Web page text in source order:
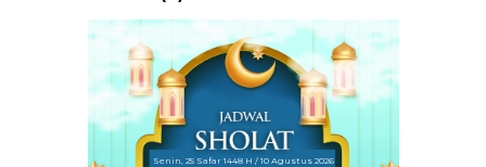
Senin, 25 Safar 1448 H / 10 Agustus 2026